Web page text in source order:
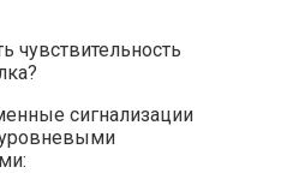
чувствительность
сигнализации